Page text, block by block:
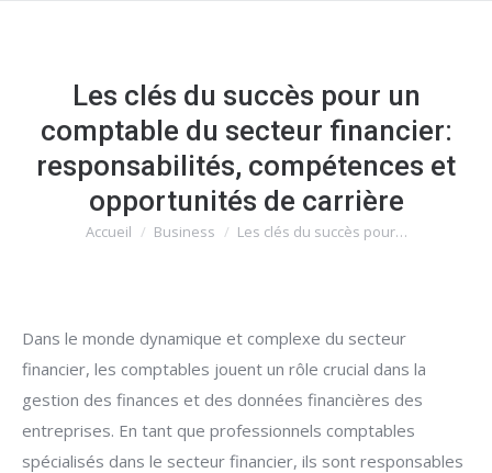
Les clés du succès pour un
comptable du secteur financier:
responsabilités, compétences et
opportunités de carrière
Vous êtes ici :
Accueil Business Les clés du succès pour…
Dans le monde dynamique et complexe du secteur
financier, les comptables jouent un rôle crucial dans la
gestion des finances et des données financières des
entreprises. En tant que professionnels comptables
spécialisés dans le secteur financier, ils sont responsables